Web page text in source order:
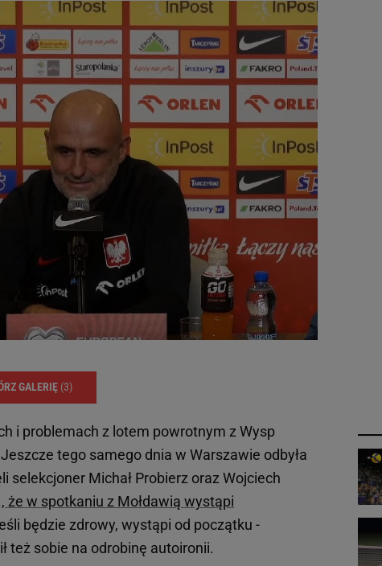
GALERIĘ (3)
i problemach z lotem powrotnym z Wysp
tego samego dnia w Warszawie odbyła
selekcjoner Michał Probierz oraz Wojciech
że w spotkaniu z Mołdawią wystąpi
będzie zdrowy, wystąpi od początku -
też sobie na odrobinę autoironii.